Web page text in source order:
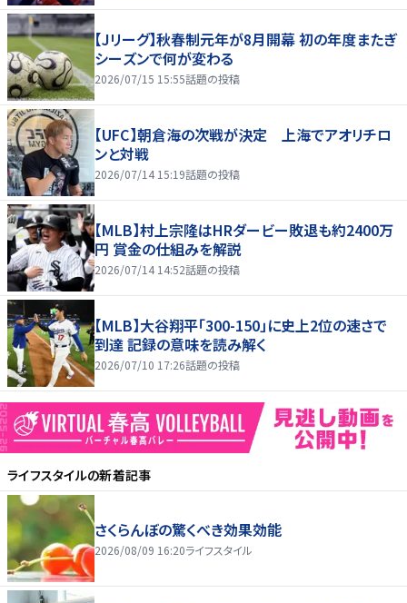
【Jリーグ】秋春制元年が8月開幕 初の年度またぎ
シーズンで何が変わる
2026/07/15 15:55話題の投稿
【UFC】朝倉海の次戦が決定 上海でアオリチロ
ンと対戦
2026/07/14 15:19話題の投稿
【MLB】村上宗隆はHRダービー敗退も約2400万
円 賞金の仕組みを解説
2026/07/14 14:52話題の投稿
【MLB】大谷翔平「300-150」に史上2位の速さで
到達 記録の意味を読み解く
2026/07/10 17:26話題の投稿
ライフスタイルの新着記事
さくらんぼの驚くべき効果効能
2026/08/09 16:20ライフスタイル